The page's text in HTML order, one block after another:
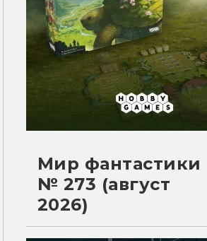
Мир фантастики
№ 273 (август
2026)